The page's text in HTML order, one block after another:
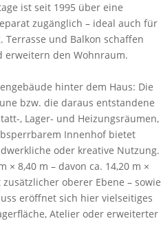
ist seit 1995 über eine
zugänglich – ideal auch für
und Balkon schaffen
erweitern den Wohnraum.
hinter dem Haus: Die
bzw. die daraus entstandene
, Lager- und Heizungsräumen,
Innenhof bietet
oder kreative Nutzung.
× 8,40 m – davon ca. 14,20 m ×
oberer Ebene – sowie
eröffnet sich hier vielseitiges
Atelier oder erweiterter